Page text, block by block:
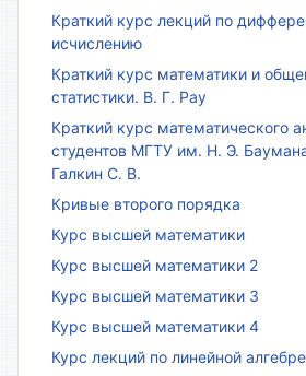
Краткий курс лекций по
исчислению
Краткий курс математики и
статистики. В. Г. Рау
Краткий курс математического
студентов МГТУ им. Н. Э.
Галкин С. В.
Кривые второго порядка
Курс высшей математики
Курс высшей математики 2
Курс высшей математики 3
Курс высшей математики 4
Курс лекций по линейной алгебре